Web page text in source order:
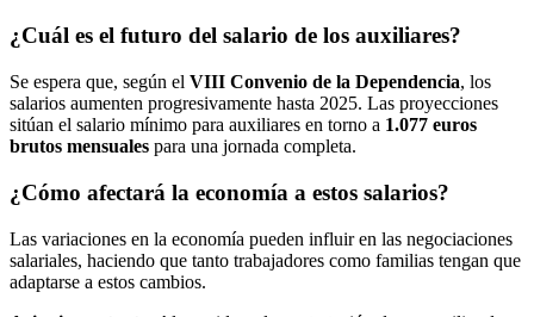
¿Cuál es el futuro del salario de los auxiliares?
Se espera que, según el VIII Convenio de la Dependencia, los
salarios aumenten progresivamente hasta 2025. Las proyecciones
sitúan el salario mínimo para auxiliares en torno a 1.077 euros
brutos mensuales para una jornada completa.
¿Cómo afectará la economía a estos salarios?
Las variaciones en la economía pueden influir en las negociaciones
salariales, haciendo que tanto trabajadores como familias tengan que
adaptarse a estos cambios.